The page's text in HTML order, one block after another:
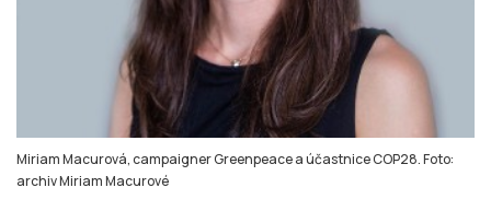
Miriam Macurová, campaigner Greenpeace a účastnice COP28. Foto:
archiv Miriam Macurové